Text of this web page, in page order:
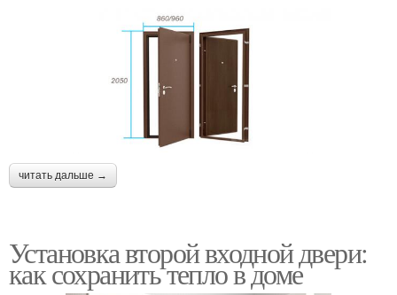
читать дальше →
Установка второй входной двери:
как сохранить тепло в доме